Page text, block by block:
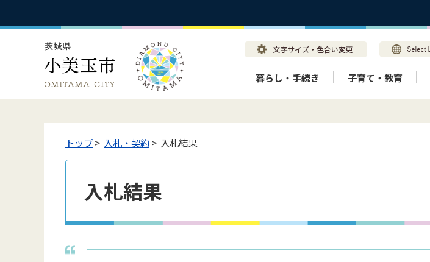
暮らし・手続き 子育て・教育
トップ> 入札・契約> 入札結果
入札結果